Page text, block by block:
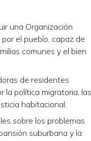
una Organización
el pueblo, capaz de
comunes y el bien
de residentes
la política migratoria, las
habitacional.
sobre los problemas
suburbana y la